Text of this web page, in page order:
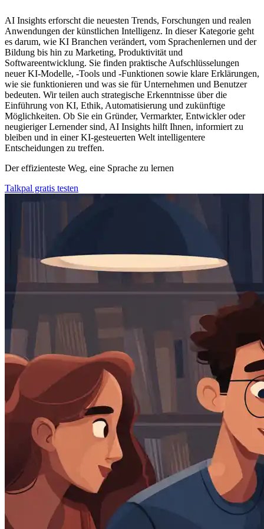
AI Insights erforscht die neuesten Trends, Forschungen und realen
Anwendungen der künstlichen Intelligenz. In dieser Kategorie geht
es darum, wie KI Branchen verändert, vom Sprachenlernen und der
Bildung bis hin zu Marketing, Produktivität und
Softwareentwicklung. Sie finden praktische Aufschlüsselungen
neuer KI-Modelle, -Tools und -Funktionen sowie klare Erklärungen,
wie sie funktionieren und was sie für Unternehmen und Benutzer
bedeuten. Wir teilen auch strategische Erkenntnisse über die
Einführung von KI, Ethik, Automatisierung und zukünftige
Möglichkeiten. Ob Sie ein Gründer, Vermarkter, Entwickler oder
neugieriger Lernender sind, AI Insights hilft Ihnen, informiert zu
bleiben und in einer KI-gesteuerten Welt intelligentere
Entscheidungen zu treffen.
Der effizienteste Weg, eine Sprache zu lernen
Talkpal gratis testen